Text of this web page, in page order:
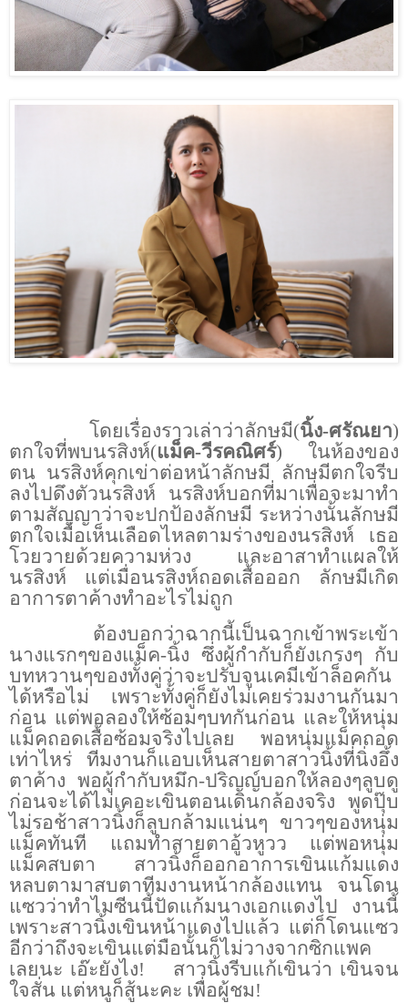
โดยเรื่องราวเล่าว่าลักษมี(นิ้ง-ศรัณยา)
ตกใจที่พบนรสิงห์(แม็ค-วีรคณิศร์) ในห้องของ
ตน นรสิงห์คุกเข่าต่อหน้าลักษมี ลักษมีตกใจรีบ
ลงไปดึงตัวนรสิงห์ นรสิงห์บอกที่มาเพื่อจะมาทำ
ตามสัญญาว่าจะปกป้องลักษมี ระหว่างนั้นลักษมี
ตกใจเมื่อเห็นเลือดไหลตามร่างของนรสิงห์ เธอ
โวยวายด้วยความห่วง และอาสาทำแผลให้
นรสิงห์ แต่เมื่อนรสิงห์ถอดเสื้อออก ลักษมีเกิด
อาการตาค้างทำอะไรไม่ถูก
ต้องบอกว่าฉากนี้เป็นฉากเข้าพระเข้า
นางแรกๆของแม็ค-นิ้ง ซึ่งผู้กำกับก็ยังเกรงๆ กับ
บทหวานๆของทั้งคู่ว่าจะปรับจูนเคมีเข้าล็อคกัน
ได้หรือไม่ เพราะทั้งคู่ก็ยังไม่เคยร่วมงานกันมา
ก่อน แต่พอลองให้ซ้อมๆบทกันก่อน และให้หนุ่ม
แม็คถอดเสื้อซ้อมจริงไปเลย พอหนุ่มแม็คถอด
เท่าไหร่ ทีมงานก็แอบเห็นสายตาสาวนิ้งที่นิ่งอึ้ง
ตาค้าง พอผู้กำกับหมึก-ปริญญ์บอกให้ลองๆลูบดู
ก่อนจะได้ไม่เคอะเขินตอนเดินกล้องจริง พูดปุ๊บ
ไม่รอช้าสาวนิ้งก็ลูบกล้ามแน่นๆ ขาวๆของหนุ่ม
แม็คทันที แถมทำสายตาอู้วหูวว แต่พอหนุ่ม
แม็คสบตา สาวนิ้งก็ออกอาการเขินแก้มแดง
หลบตามาสบตาทีมงานหน้ากล้องแทน จนโดน
แซวว่าทำไมซีนนี้ปัดแก้มนางเอกแดงไป งานนี้
เพราะสาวนิ้งเขินหน้าแดงไปแล้ว แต่ก็โดนแซว
อีกว่าถึงจะเขินแต่มือนั้นก็ไม่วางจากซิกแพค
เลยนะ เอ๊ะยังไง!
สาวนิ้งรีบแก้เขินว่า เขินจน
ใจสั่น แต่หนูก็สู้นะคะ เพื่อผู้ชม!